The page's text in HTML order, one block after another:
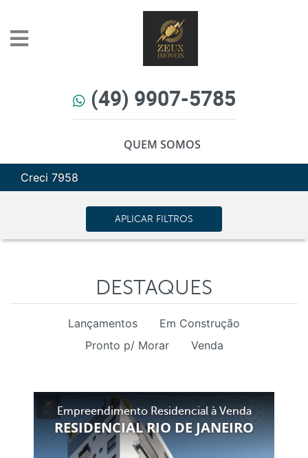
(49) 9907-5785
QUEM SOMOS
Creci 7958
APLICAR FILTROS
DESTAQUES
Lançamentos
Em Construção
Pronto p/ Morar
Venda
Empreendimento Residencial à Venda
RESIDENCIAL RIO DE JANEIRO